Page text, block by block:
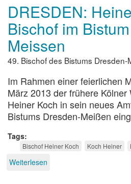
zum
Rechtsextremismus?
DRESDEN:
Bischof im
Meissen
49. Bischof des Bistums
Im Rahmen einer feierlichen
März 2013 der frühere Kölner
Heiner Koch in sein neues
Bistums Dresden-Meißen
Tags
Bischof Heiner Koch Koch Heiner
Weiterlesen